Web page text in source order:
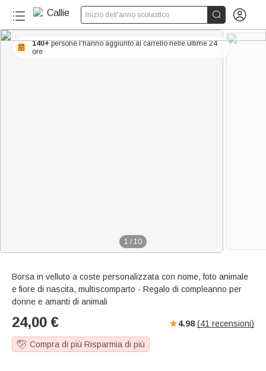
Inizio dell'anno scolastico  
1 / 10
140+persone l'hanno aggiunto al carrello nelle ultime 24
ore
Borsa in velluto a coste personalizzata con nome, foto animale
e fiore di nascita, multiscomparto - Regalo di compleanno per
donne e amanti di animali
24,00 € 4.98 (41 recensioni)
Compra di più Risparmia di più